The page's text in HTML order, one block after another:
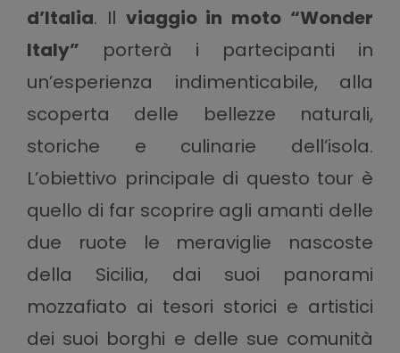
d’Italia. Il viaggio in moto “Wonder
Italy” porterà i partecipanti in
un’esperienza indimenticabile, alla
scoperta delle bellezze naturali,
storiche e culinarie dell’isola.
L’obiettivo principale di questo tour è
quello di far scoprire agli amanti delle
due ruote le meraviglie nascoste
della Sicilia, dai suoi panorami
mozzafiato ai tesori storici e artistici
dei suoi borghi e delle sue comunità